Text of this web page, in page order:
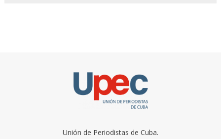
Unión de Periodistas de Cuba.